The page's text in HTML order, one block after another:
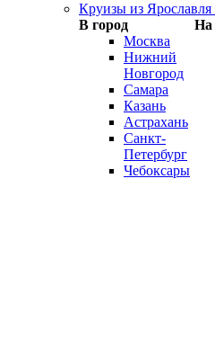
Круизы из
В город
На
Москва
Нижний
Новгород
Самара
Казань
Астрахань
Санкт-
Петербург
Чебоксары